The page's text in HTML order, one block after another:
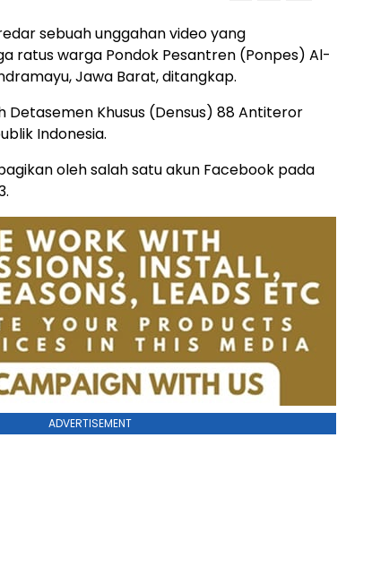
sebuah unggahan video yang
ratus warga Pondok Pesantren (Ponpes) Al-
Jawa Barat, ditangkap.
Detasemen Khusus (Densus) 88 Antiteror
Indonesia.
oleh salah satu akun Facebook pada
ADVERTISEMENT